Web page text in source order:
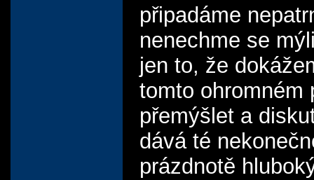
připadáme
nenechme se
jen to, že
tomto ohromném
přemýšlet a
dává té
prázdnotě